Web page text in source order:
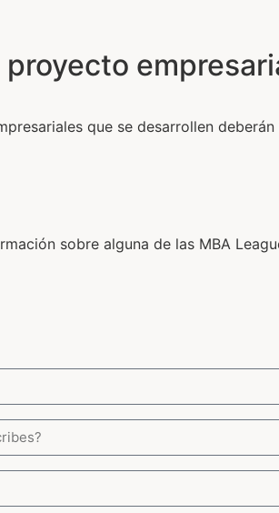
que se desarrollen
sobre alguna de las MBA